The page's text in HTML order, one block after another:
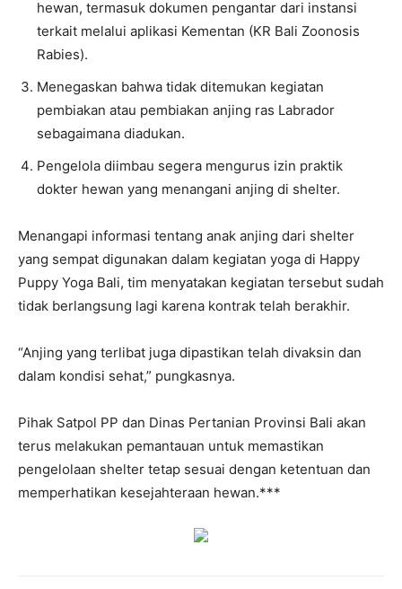
hewan, termasuk dokumen pengantar dari instansi
terkait melalui aplikasi Kementan (KR Bali Zoonosis
Rabies).
Menegaskan bahwa tidak ditemukan kegiatan
pembiakan atau pembiakan anjing ras Labrador
sebagaimana diadukan.
Pengelola diimbau segera mengurus izin praktik
dokter hewan yang menangani anjing di shelter.
Menangapi informasi tentang anak anjing dari shelter
yang sempat digunakan dalam kegiatan yoga di Happy
Puppy Yoga Bali, tim menyatakan kegiatan tersebut sudah
tidak berlangsung lagi karena kontrak telah berakhir.
“Anjing yang terlibat juga dipastikan telah divaksin dan
dalam kondisi sehat,” pungkasnya.
Pihak Satpol PP dan Dinas Pertanian Provinsi Bali akan
terus melakukan pemantauan untuk memastikan
pengelolaan shelter tetap sesuai dengan ketentuan dan
memperhatikan kesejahteraan hewan.***